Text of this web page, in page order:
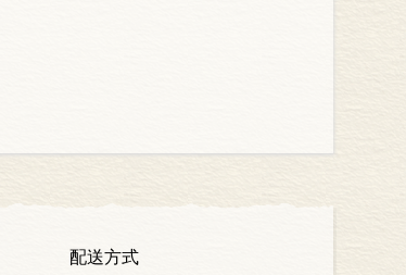
配送方式